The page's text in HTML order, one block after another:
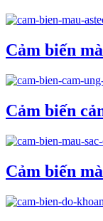
Cảm biến
Cảm biến
Cảm biến